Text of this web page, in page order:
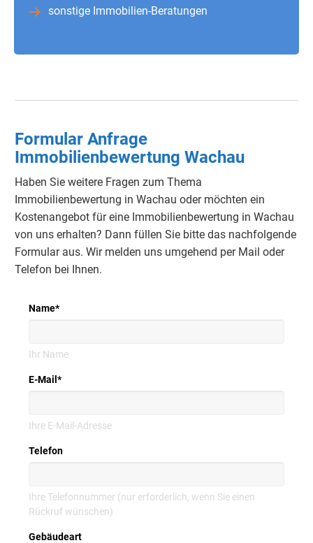
sonstige Immobilien-Beratungen
Formular Anfrage
Immobilienbewertung Wachau
Haben Sie weitere Fragen zum Thema
Immobilienbewertung in Wachau oder möchten ein
Kostenangebot für eine Immobilienbewertung in Wachau
von uns erhalten? Dann füllen Sie bitte das nachfolgende
Formular aus. Wir melden uns umgehend per Mail oder
Telefon bei Ihnen.
Name*
Ihr Name
E-Mail *
Ihre E-Mail-Adresse
Telefon
Ihre Telefonnummer (nur erforderlich, wenn Sie einen
Rückruf wünschen)
Gebäudeart